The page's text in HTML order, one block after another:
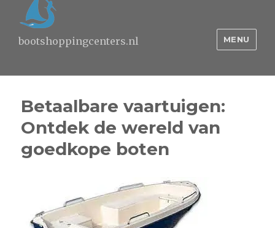
bootshoppingcenters.nl MENU
Betaalbare vaartuigen:
Ontdek de wereld van
goedkope boten